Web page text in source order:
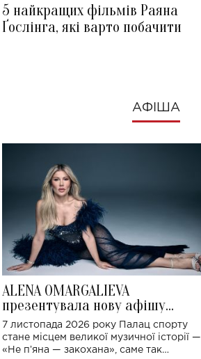
5 найкращих фільмів Раяна
Ґослінга, які варто побачити
АФІША
ALENA OMARGALIEVA
презентувала нову афішу
великого концерту в Палаці
спорту
7 листопада 2026 року Палац спорту
стане місцем великої музичної історії —
«Не пʼяна — закохана», саме так